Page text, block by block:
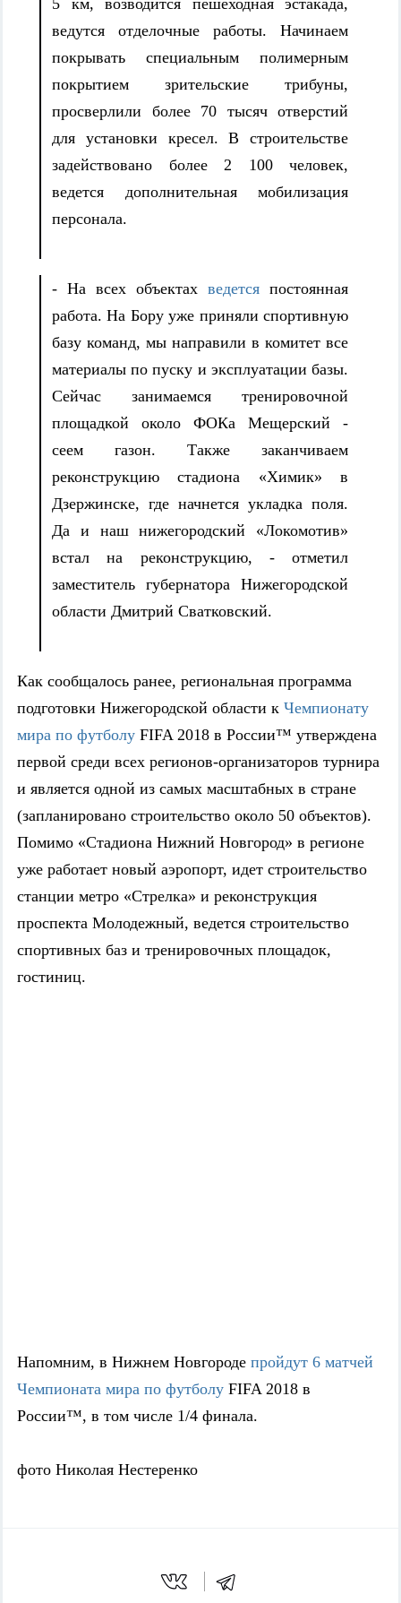
5 км, возводится пешеходная эстакада,
ведутся отделочные работы. Начинаем
покрывать специальным полимерным
покрытием зрительские трибуны,
просверлили более 70 тысяч отверстий
для установки кресел. В строительстве
задействовано более 2 100 человек,
ведется дополнительная мобилизация
персонала.
- На всех объектах ведется постоянная
работа. На Бору уже приняли спортивную
базу команд, мы направили в комитет все
материалы по пуску и эксплуатации базы.
Сейчас занимаемся тренировочной
площадкой около ФОКа Мещерский -
сеем газон. Также заканчиваем
реконструкцию стадиона «Химик» в
Дзержинске, где начнется укладка поля.
Да и наш нижегородский «Локомотив»
встал на реконструкцию, - отметил
заместитель губернатора Нижегородской
области Дмитрий Сватковский.
Как сообщалось ранее, региональная программа
подготовки Нижегородской области к Чемпионату
мира по футболу FIFA 2018 в России™ утверждена
первой среди всех регионов-организаторов турнира
и является одной из самых масштабных в стране
(запланировано строительство около 50 объектов).
Помимо «Стадиона Нижний Новгород» в регионе
уже работает новый аэропорт, идет строительство
станции метро «Стрелка» и реконструкция
проспекта Молодежный, ведется строительство
спортивных баз и тренировочных площадок,
гостиниц.
Напомним, в Нижнем Новгороде пройдут 6 матчей
Чемпионата мира по футболу FIFA 2018 в
России™, в том числе 1/4 финала.
фото Николая Нестеренко